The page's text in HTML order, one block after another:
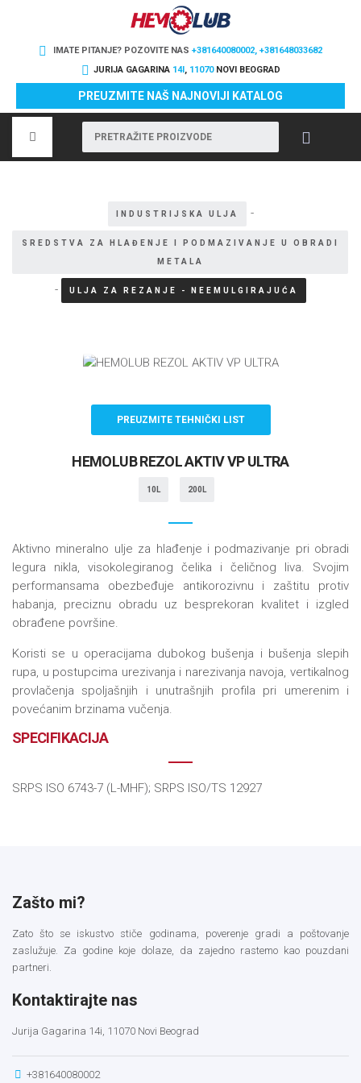
IMATE PITANJE? POZOVITE NAS +381640080002, +381648033682
JURIJA GAGARINA 14I, 11070 NOVI BEOGRAD
PREUZMITE NAŠ NAJNOVIJI KATALOG
INDUSTRIJSKA ULJA -
SREDSTVA ZA HLAĐENJE I PODMAZIVANJE U OBRADI
METALA
- ULJA ZA REZANJE - NEEMULGIRAJUĆA
PREUZMITE TEHNIČKI LIST
HEMOLUB REZOL AKTIV VP ULTRA
10L 200L
Aktivno mineralno ulje za hlađenje i podmazivanje pri obradi
legura nikla, visokolegiranog čelika i čeličnog liva. Svojim
performansama obezbeđuje antikorozivnu i zaštitu protiv
habanja, preciznu obradu uz besprekoran kvalitet i izgled
obrađene površine.
Koristi se u operacijama dubokog bušenja i bušenja slepih
rupa, u postupcima urezivanja i narezivanja navoja, vertikalnog
provlačenja spoljašnjih i unutrašnjih profila pri umerenim i
povećanim brzinama vučenja.
SPECIFIKACIJA
SRPS ISO 6743-7 (L-MHF); SRPS ISO/TS 12927
Zašto mi?
Zato što se iskustvo stiče godinama, poverenje gradi a poštovanje
zaslužuje. Za godine koje dolaze, da zajedno rastemo kao pouzdani
partneri.
Kontaktirajte nas
Jurija Gagarina 14i, 11070 Novi Beograd
+381640080002